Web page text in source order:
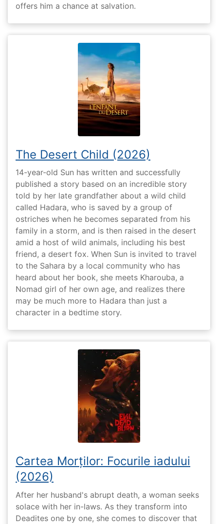
offers him a chance at salvation.
The Desert Child (2026)
14-year-old Sun has written and successfully
published a story based on an incredible story
told by her late grandfather about a wild child
called Hadara, who is saved by a group of
ostriches when he becomes separated from his
family in a storm, and is then raised in the desert
amid a host of wild animals, including his best
friend, a desert fox. When Sun is invited to travel
to the Sahara by a local community who has
heard about her book, she meets Kharouba, a
Nomad girl of her own age, and realizes there
may be much more to Hadara than just a
character in a bedtime story.
Cartea Morților: Focurile iadului
(2026)
After her husband's abrupt death, a woman seeks
solace with her in-laws. As they transform into
Deadites one by one, she comes to discover that